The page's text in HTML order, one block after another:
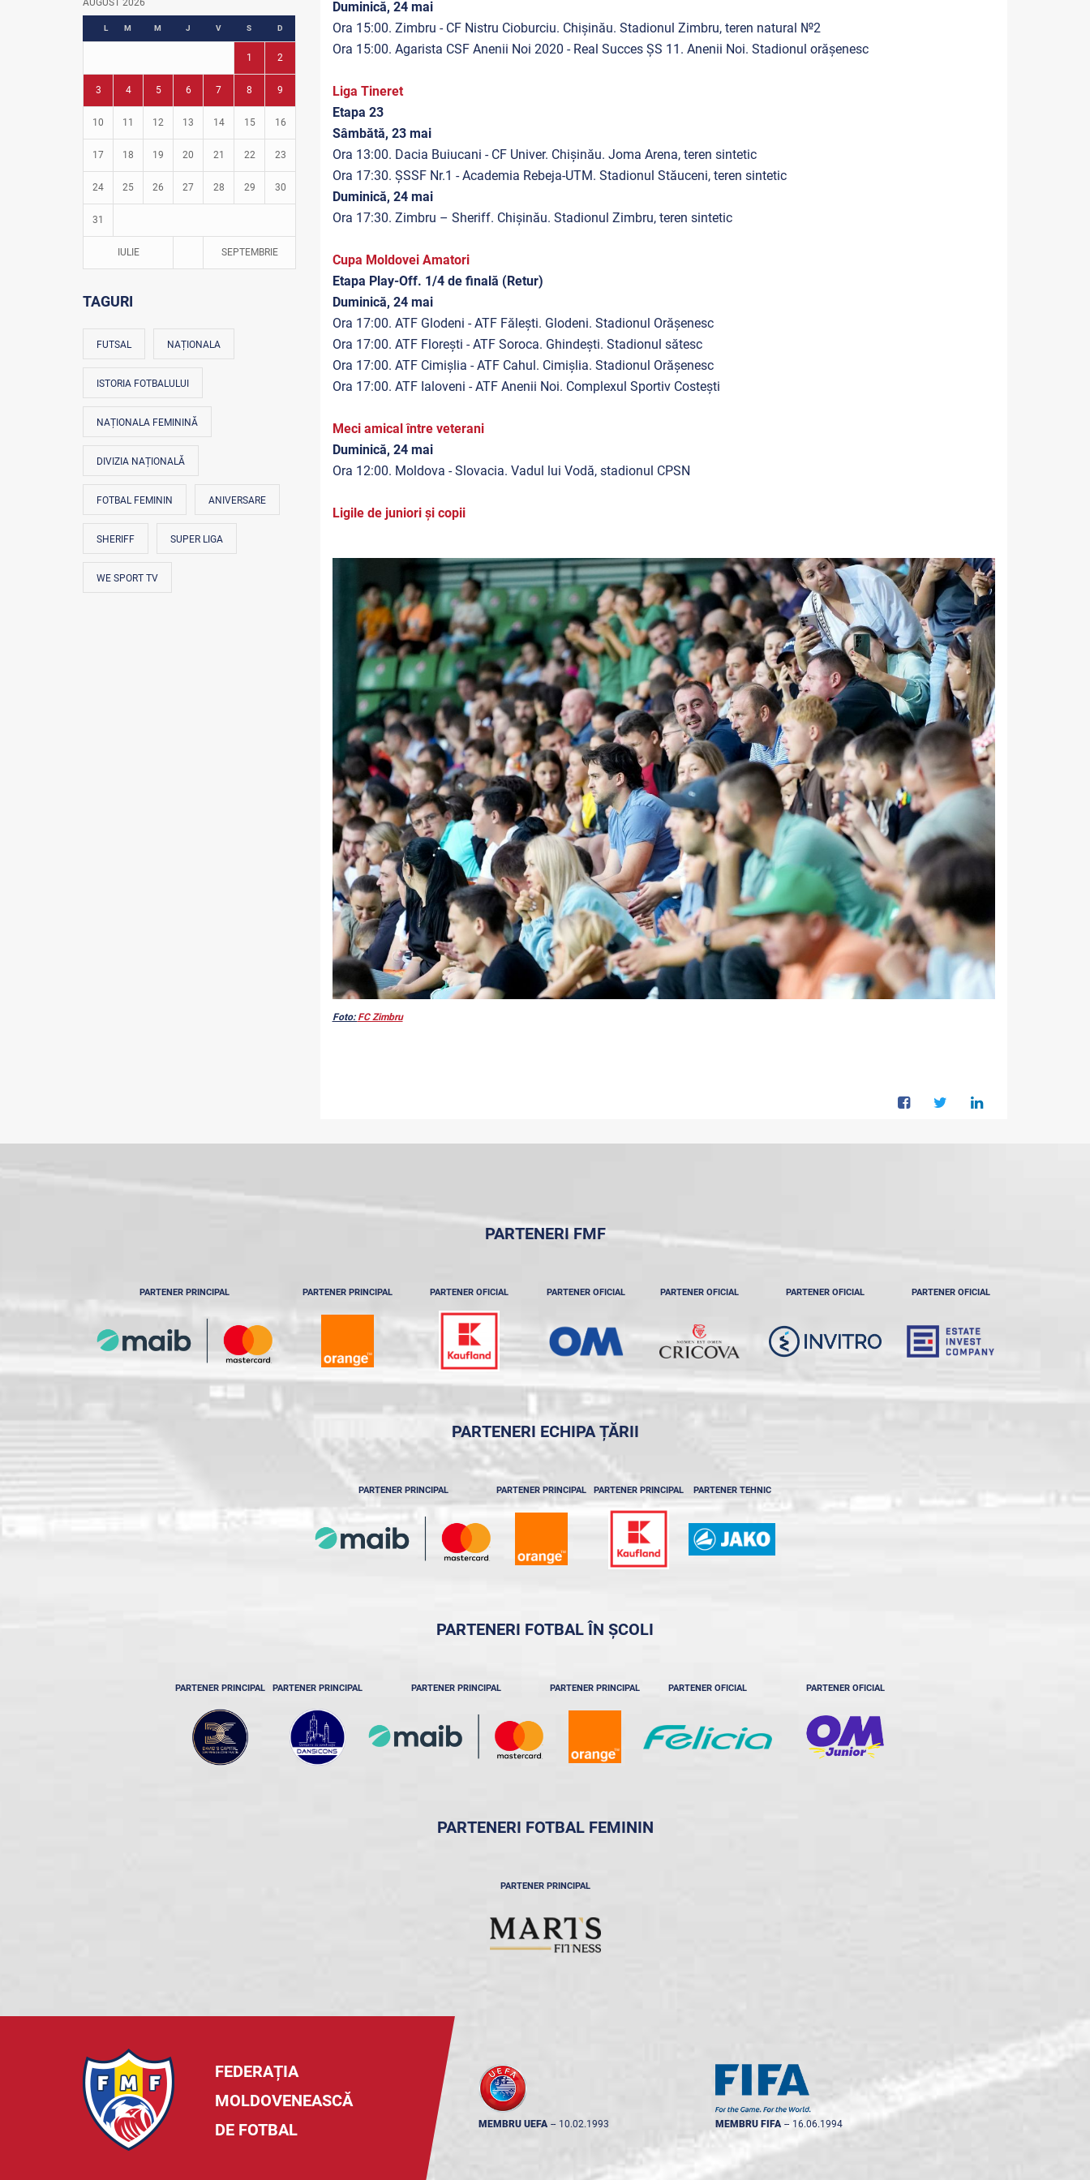
Fotbal în grădinițe
AUGUST 2026
L M M J V S D
1 2
3 4 5 6 7 8 9
10 11 12 13 14 15 16
17 18 19 20 21 22 23
24 25 26 27 28 29 30
31
IULIE SEPTEMBRIE
TAGURI
FUTSAL NAȚIONALA
ISTORIA FOTBALULUI
NAȚIONALA FEMININĂ
DIVIZIA NAȚIONALĂ
FOTBAL FEMININ ANIVERSARE
SHERIFF SUPER LIGA
WE SPORT TV
Duminică, 24 mai
Ora 15:00. Zimbru - CF Nistru Cioburciu. Chișinău. Stadionul Zimbru, teren natural №2
Ora 15:00. Agarista CSF Anenii Noi 2020 - Real Succes ȘS 11 . Anenii Noi. Stadionul orășenesc
Liga Tineret
Etapa 23
Sâmbătă, 23 mai
Ora 13:00. Dacia Buiucani - CF Univer. Chișinău. Joma Arena, teren sintetic
Ora 17:30. ȘSSF Nr.1 - Academia Rebeja-UTM. Stadionul Stăuceni, teren sintetic
Duminică, 24 mai
Ora 17:30. Zimbru – Sheriff. Chișinău. Stadionul Zimbru, teren sintetic
Cupa Moldovei Amatori
Etapa Play-Off. 1/4 de finală (Retur)
Duminică, 24 mai
Ora 17:00. ATF Glodeni - ATF Fălești. Glodeni. Stadionul Orășenesc
Ora 17:00. ATF Florești - ATF Soroca. Ghindești. Stadionul sătesc
Ora 17:00. ATF Cimișlia - ATF Cahul. Cimișlia. Stadionul Orășenesc
Ora 17:00. ATF Ialoveni - ATF Anenii Noi. Complexul Sportiv Costești
Meci amical între veterani
Duminică, 24 mai
Ora 12:00. Moldova - Slovacia. Vadul lui Vodă, stadionul CPSN
Ligile de juniori și copii
Foto: FC Zimbru
PARTENERI FMF
PARTENER PRINCIPAL PARTENER PRINCIPAL PARTENER OFICIAL PARTENER OFICIAL PARTENER OFICIAL PARTENER OFICIAL PARTENER OFICIAL
PARTENERI ECHIPA ȚĂRII
PARTENER PRINCIPAL PARTENER PRINCIPAL PARTENER PRINCIPAL PARTENER TEHNIC
PARTENERI FOTBAL ÎN ȘCOLI
PARTENER PRINCIPAL PARTENER PRINCIPAL PARTENER PRINCIPAL PARTENER PRINCIPAL PARTENER OFICIAL PARTENER OFICIAL
PARTENERI FOTBAL FEMININ
PARTENER PRINCIPAL
FEDERAȚIA
MOLDOVENEASCĂ
DE FOTBAL
MEMBRU UEFA -- 10.02.1993 MEMBRU FIFA -- 16.06.1994